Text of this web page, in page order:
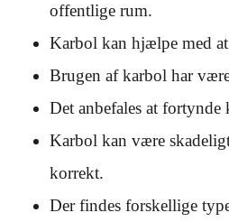
offentlige rum.
Karbol kan hjælpe med
Brugen af karbol har
Det anbefales at
Karbol kan være
korrekt.
Der findes forskellige